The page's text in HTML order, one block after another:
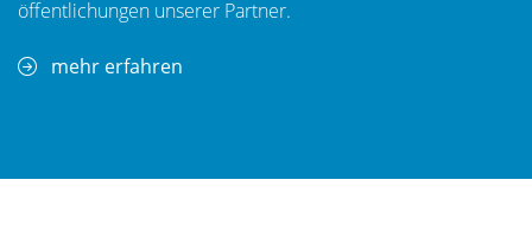
öf­fent­li­chungen unserer Partner.
mehr erfahren